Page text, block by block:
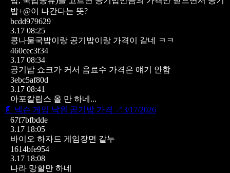
밥+@이 나간다는 뜻?
bcdd979629
3.17 08:25
콩나물국밥이랑 공기밥이랑 가격이 같네 ㅋㅋ
460cec3f34
3.17 08:34
공기밥 쇼크가 커서 음료수 가격은 얘기 안함
3ebc5af80d
3.17 08:41
아포칼립스 올 만 하네...
📄 넥슨 게임 낙원 공기밥 가격 ↗3/17/2026
67f7bfbdde
3.17 18:05
바이오 하자드 게임장면 같누
1614bfe954
3.17 18:08
나라 망할만 하네